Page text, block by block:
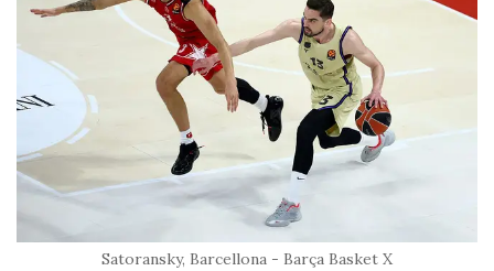
Satoransky, Barcellona - Barça Basket X